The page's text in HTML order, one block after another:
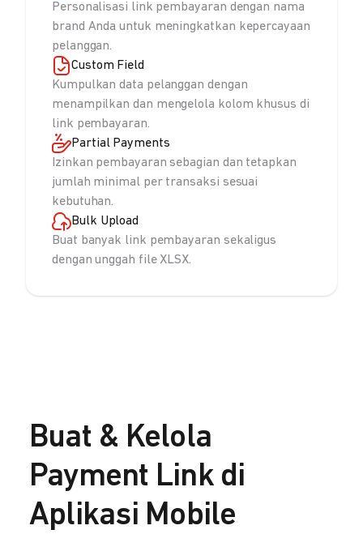
Personalisasi link pembayaran dengan nama
brand Anda untuk meningkatkan kepercayaan
pelanggan.
Custom Field
Kumpulkan data pelanggan dengan
menampilkan dan mengelola kolom khusus di
link pembayaran.
Partial Payments
Izinkan pembayaran sebagian dan tetapkan
jumlah minimal per transaksi sesuai
kebutuhan.
Bulk Upload
Buat banyak link pembayaran sekaligus
dengan unggah file XLSX.
Buat & Kelola
Payment Link di
Aplikasi Mobile